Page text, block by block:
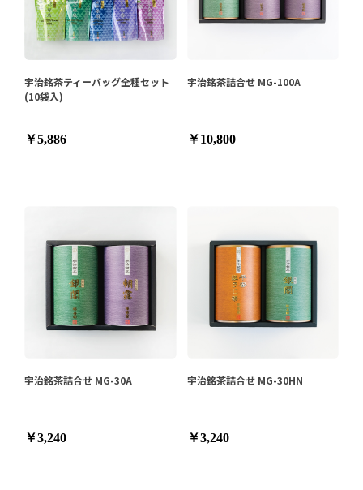
宇治銘茶ティーバッグ全種セット
(10袋入)
￥5,886
宇治銘茶詰合せ MG-100A
￥10,800
宇治銘茶詰合せ MG-30A
￥3,240
宇治銘茶詰合せ MG-30HN
￥3,240